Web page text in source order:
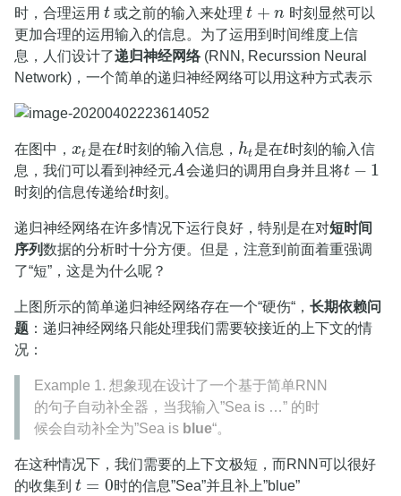
时，合理运用 t
t 或之前的输入来处理t + n
t+n
时刻显然可以
更加合理的运用输入的信息。为了运用到时间维度上信
息，人们设计了递归神经网络(RNN, Recurssion Neural
Network)，一个简单的递归神经网络可以用这种方式表示
在图中， xt
xt 是在t
t 时刻的输入信息， ht
ht 是在t
t 时刻的输入信
息，我们可以看到神经元A
A 会递归的调用自身并且将t − 1
t−1
时刻的信息传递给t
t 时刻。
递归神经网络在许多情况下运行良好，特别是在对短时间
序列数据的分析时十分方便。但是，注意到前面着重强调
了“短”，这是为什么呢？
上图所示的简单递归神经网络存在一个“硬伤“， 长期依赖问
题 ：递归神经网络只能处理我们需要较接近的上下文的情
况：
Example 1. 想象现在设计了一个基于简单RNN
的句子自动补全器，当我输入”Sea is …” 的时
候会自动补全为”Sea is blue“。
在这种情况下，我们需要的上下文极短，而RNN可以很好
的收集到 t = 0
t= 0 时的信息”Sea”并且补上”blue”